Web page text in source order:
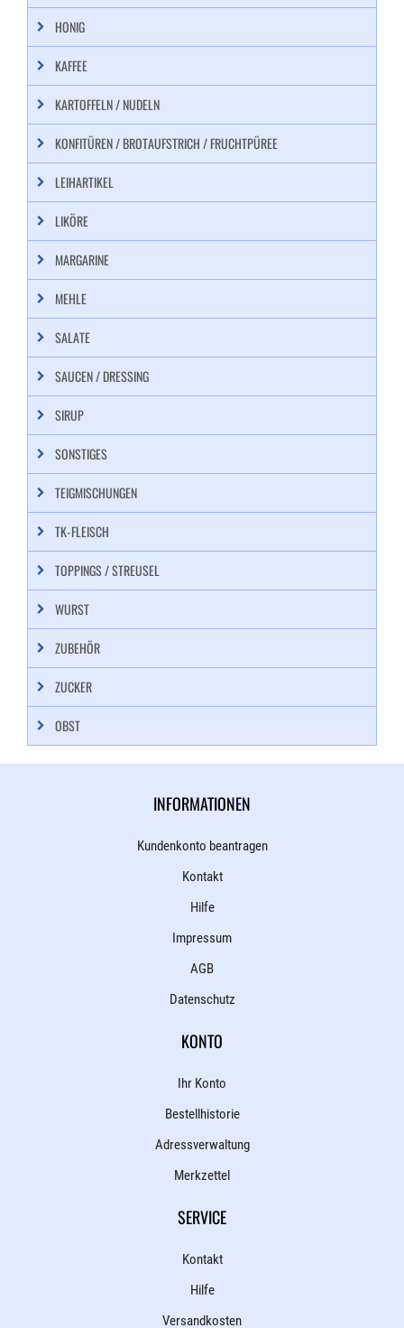
HONIG
KAFFEE
KARTOFFELN / NUDELN
KONFITÜREN / BROTAUFSTRICH / FRUCHTPÜREE
LEIHARTIKEL
LIKÖRE
MARGARINE
MEHLE
SALATE
SAUCEN / DRESSING
SIRUP
SONSTIGES
TEIGMISCHUNGEN
TK-FLEISCH
TOPPINGS / STREUSEL
WURST
ZUBEHÖR
ZUCKER
OBST
INFORMATIONEN
Kundenkonto beantragen
Kontakt
Hilfe
Impressum
AGB
Datenschutz
KONTO
Ihr Konto
Bestellhistorie
Adressverwaltung
Merkzettel
SERVICE
Kontakt
Hilfe
Versandkosten